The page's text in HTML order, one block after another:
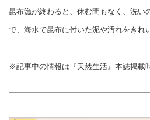
昆布漁が終わると、休む間もなく、洗い
で、海水で昆布に付いた泥や汚れをきれ
※記事中の情報は『天然生活』本誌掲載